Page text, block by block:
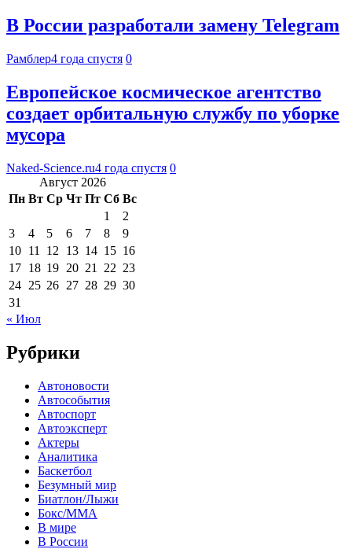
В России разработали замену Telegram
Рамблер4 года спустя 0
Европейское космическое агентство
создает орбитальную службу по уборке
мусора
Naked-Science.ru4 года спустя 0
Август 2026
Пн Вт Ср Чт Пт Сб Вс
1
2
3
4 5 6 7 8
9
10 11 12 13 14 15 16
17 18 19 20 21 22 23
24 25 26 27 28 29 30
31
« Июл
Рубрики
Автоновости
Автособытия
Автоспорт
Автоэксперт
Актеры
Аналитика
Баскетбол
Безумный мир
Биатлон/Лыжи
Бокс/MMA
В мире
В России